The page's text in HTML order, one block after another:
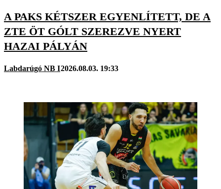
A PAKS KÉTSZER EGYENLÍTETT, DE A
ZTE ÖT GÓLT SZEREZVE NYERT
HAZAI PÁLYÁN
Labdarúgó NB I2026.08.03. 19:33